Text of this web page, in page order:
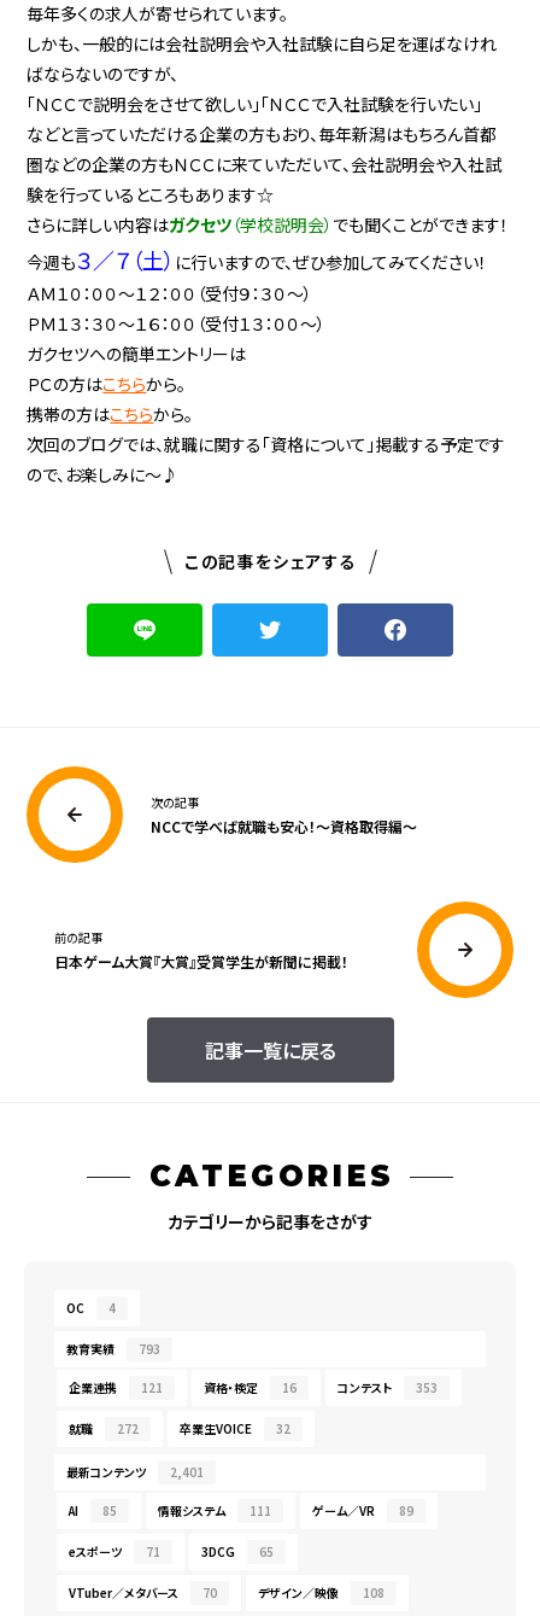
毎年多くの求人が寄せられています。
しかも、一般的には会社説明会や入社試験に自ら足を運ばなけれ
ばならないのですが、
「ＮＣＣで説明会をさせて欲しい」「ＮＣＣで入社試験を行いたい」
などと言っていただける企業の方もおり、毎年新潟はもちろん首都
圏などの企業の方もＮＣＣに来ていただいて、会社説明会や入社試
験を行っているところもあります☆
さらに詳しい内容はガクセツ （学校説明会） でも聞くことができます！
今週も３／７（土） に行いますので、ぜひ参加してみてください！
ＡＭ１０：００〜１２：００（受付９：３０〜）
ＰＭ１３：３０〜１６：００（受付１３：００〜）
ガクセツへの簡単エントリーは
ＰＣの方はこちらから。
携帯の方はこちらから。
次回のブログでは、就職に関する「資格について」掲載する予定です
ので、お楽しみに〜♪
この記事をシェアする
次の記事
NCCで学べば就職も安心！〜資格取得編〜
記事一覧に戻る
前の記事
日本ゲーム大賞『大賞』受賞学生が新聞に掲載！
CATEGORIES
カテゴリーから記事をさがす
OC 4
教育実績 793
企業連携 121 資格・検定 16 コンテスト 353
就職 272 卒業生VOICE 32
最新コンテンツ 2,401
AI 85 情報システム 111 ゲーム／VR 89
eスポーツ 71 3DCG 65
VTuber／メタバース 70 デザイン／映像 108